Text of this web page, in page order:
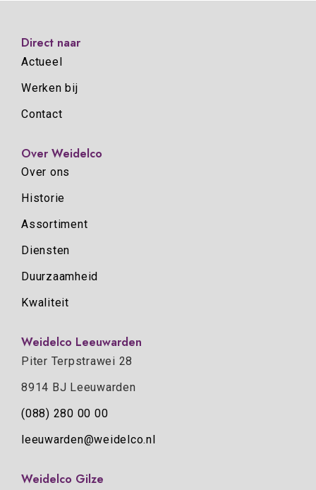
Direct naar
Actueel
Werken bij
Contact
Over Weidelco
Over ons
Historie
Assortiment
Diensten
Duurzaamheid
Kwaliteit
Weidelco Leeuwarden
Piter Terpstrawei 28
8914 BJ Leeuwarden
(088) 280 00 00
leeuwarden@weidelco.nl
Weidelco Gilze